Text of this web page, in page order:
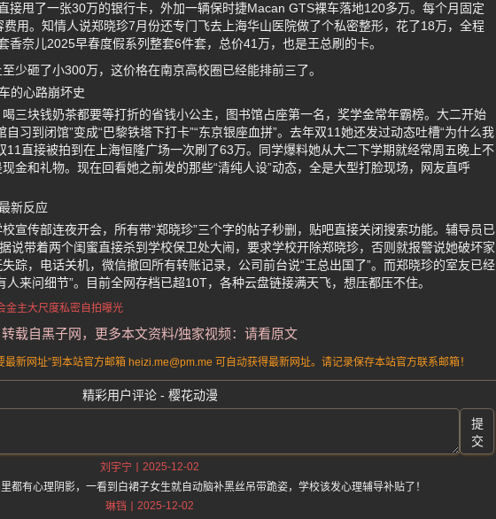
接甩了一张30万的银行卡，外加一辆保时捷Macan GTS裸车落地120多万。每个月固定
用。知情人说郑晓珍7月份还专门飞去上海华山医院做了个私密整形，花了18万，全程
香奈儿2025早春度假系列整套6件套，总价41万，也是王总刷的卡。
少砸了小300万，这价格在南京高校圈已经能排前三了。
的心路崩坏史
三块钱奶茶都要等打折的省钱小公主，图书馆占座第一名，奖学金常年霸榜。大二开始
习到闭馆”变成“巴黎铁塔下打卡”“东京银座血拼”。去年双11她还发过动态吐槽“为什么我
11直接被拍到在上海恒隆广场一次刷了63万。同学爆料她从大二下学期就经常周五晚上不
金和礼物。现在回看她之前发的那些“清纯人设”动态，全是大型打脸现场，网友直呼
新反应
宣传部连夜开会，所有带“郑晓珍”三个字的帖子秒删，贴吧直接关闭搜索功能。辅导员已
说带着两个闺蜜直接杀到学校保卫处大闹，要求学校开除郑晓珍，否则就报警说她破坏家
踪，电话关机，微信撤回所有转账记录，公司前台说“王总出国了”。而郑晓珍的室友已经
来问细节”。目前全网存档已超10T，各种云盘链接满天飞，想压都压不住。
金主大尺度私密自拍曝光
转载自黑子网，更多本文资料/独家视频：请看原文
新网址”到本站官方邮箱 heizi.me@pm.me 可自动获得最新网址。请记录保存本站官方联系邮箱！
精彩用户评论 - 樱花动漫
提
交
刘宇宁
2025-12-02
都有心理阴影，一看到白裙子女生就自动脑补黑丝吊带跪姿，学校该发心理辅导补贴了！
琳铛
2025-12-02